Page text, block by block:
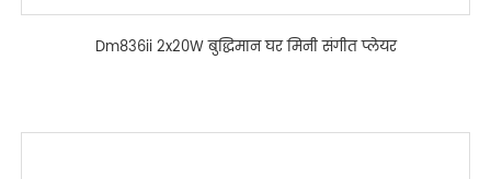
Dm836ii 2x20W बुद्धिमान घर मिनी संगीत प्लेयर